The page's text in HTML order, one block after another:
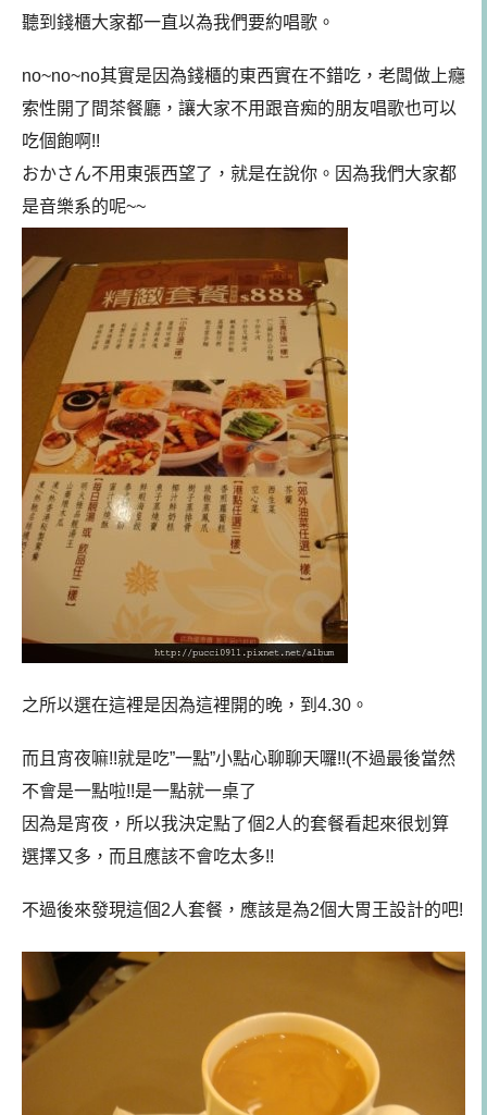
聽到錢櫃大家都一直以為我們要約唱歌。
no~no~no其實是因為錢櫃的東西實在不錯吃，老闆做上癮
索性開了間茶餐廳，讓大家不用跟音痴的朋友唱歌也可以
吃個飽啊!!
おかさん不用東張西望了，就是在說你。因為我們大家都
是音樂系的呢~~
之所以選在這裡是因為這裡開的晚，到4.30。
而且宵夜嘛!!就是吃”一點”小點心聊聊天囉!!(不過最後當然
不會是一點啦!!是一點就一桌了
因為是宵夜，所以我決定點了個2人的套餐看起來很划算
選擇又多，而且應該不會吃太多!!
不過後來發現這個2人套餐，應該是為2個大胃王設計的吧!